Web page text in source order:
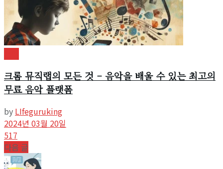
크롬 뮤직랩의 모든 것 – 음악을 배울 수 있는 최고의
무료 음악 플랫폼
by LIfeguruking
2024년 03월 20일
517
다음 글